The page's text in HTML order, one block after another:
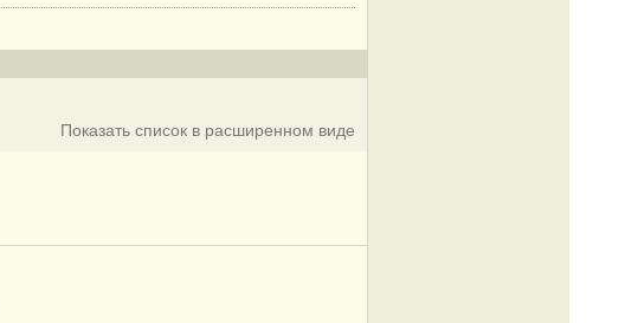
Показать список в расширенном виде